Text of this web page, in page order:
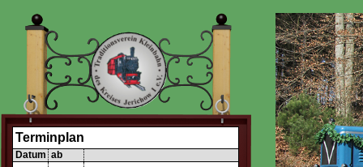
Terminplan
Datum ab